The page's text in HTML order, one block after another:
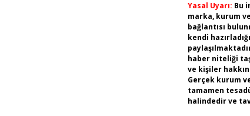
Yasal Uyarı: Bu
marka, kurum
bağlantısı
kendi
haber niteliği
ve kişiler
Gerçek kurum
tamamen
halindedir ve